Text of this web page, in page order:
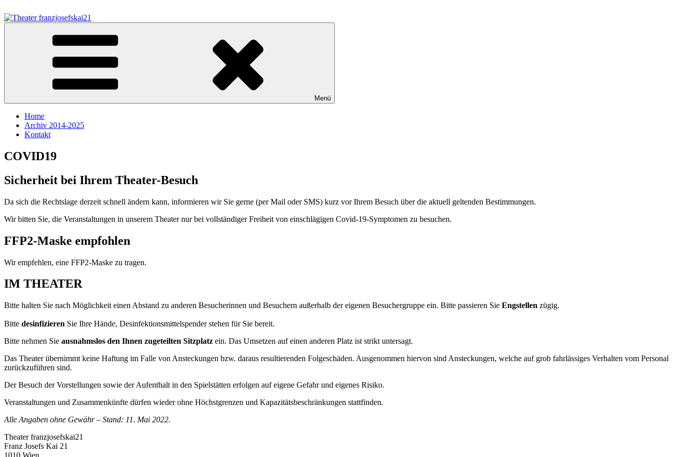
Inhalt
springen
Theater franzjosefskai21
Menü
Home
Archiv 2014-2025
Kontakt
COVID19
Sicherheit bei Ihrem Theater-Besuch
Da sich die Rechtslage derzeit schnell ändern kann, informieren wir Sie gerne (per Mail oder SMS) kurz vor Ihrem Besuch über die aktuell geltenden Bestimmungen.
Wir bitten Sie, die Veranstaltungen in unserem Theater nur bei vollständiger Freiheit von einschlägigen Covid-19-Symptomen zu besuchen.
FFP2-Maske empfohlen
Wir empfehlen, eine FFP2-Maske zu tragen.
IM THEATER
Bitte halten Sie nach Möglichkeit einen Abstand zu anderen Besucherinnen und Besuchern außerhalb der eigenen Besuchergruppe ein. Bitte passieren Sie Engstellen zügig.
Bitte desinfizieren Sie Ihre Hände, Desinfektionsmittelspender stehen für Sie bereit.
Bitte nehmen Sie ausnahmslos den Ihnen zugeteilten Sitzplatz ein. Das Umsetzen auf einen anderen Platz ist strikt untersagt.
Das Theater übernimmt keine Haftung im Falle von Ansteckungen bzw. daraus resultierenden Folgeschäden. Ausgenommen hiervon sind Ansteckungen, welche auf grob fahrlässiges Verhalten vom Personal
zurückzuführen sind.
Der Besuch der Vorstellungen sowie der Aufenthalt in den Spielstätten erfolgen auf eigene Gefahr und eigenes Risiko.
Veranstaltungen und Zusammenkünfte dürfen wieder ohne Höchstgrenzen und Kapazitätsbeschränkungen stattfinden.
Alle Angaben ohne Gewähr – Stand: 11. Mai 2022.
Theater franzjosefskai21
Franz Josefs Kai 21